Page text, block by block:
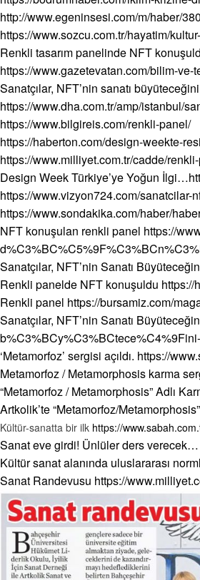
http://www.egeninsesi.com/m/haber/
https://www.sozcu.com.tr/hayatim/
Renkli tasarım panelinde NFT
https://www.gazetevatan.com/bilim-
Sanatçılar, NFT’nin sanatı
https://www.dha.com.tr/amp/istanbul/
https://www.bilgireis.com/renkli-panel/
https://haberton.com/design-weekte-
https://www.milliyet.com.tr/cadde/
Design Week Türkiye’ye Yoğun İlgi…
https://www.vizyon724.com/
https://www.sondakika.com/haber/
NFT konuşulan renkli panel https://
Sanatçılar, NFT’nin Sanatı
Renkli panelde NFT konuşuldu https://
Renkli panel https://bursamiz.com/
Sanatçılar, NFT’nin Sanatı
‘Metamorfoz’ sergisi açıldı. https://
Metamorfoz / Metamorphosis karma
“Metamorfoz / Metamorphosis” Adlı
Artkolik’te “Metamorfoz/
Kültür-sanatta bir ilk https://
Sanat eve girdi! Ünlüler ders verecek…
Kültür sanat alanında uluslararası
Sanat Randevusu https://